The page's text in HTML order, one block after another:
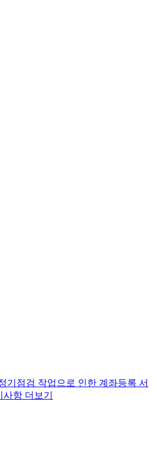
기점검 작업으로 인한 계좌등록 서
사항 더보기